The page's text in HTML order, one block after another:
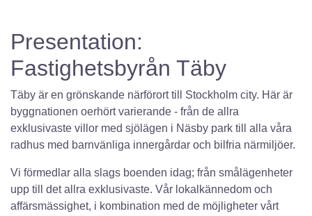
Presentation:
Fastighetsbyrån Täby
Täby är en grönskande närförort till Stockholm city. Här är
byggnationen oerhört varierande - från de allra
exklusivaste villor med sjölägen i Näsby park till alla våra
radhus med barnvänliga innergårdar och bilfria närmiljöer.
Vi förmedlar alla slags boenden idag; från smålägenheter
upp till det allra exklusivaste. Vår lokalkännedom och
affärsmässighet, i kombination med de möjligheter vårt